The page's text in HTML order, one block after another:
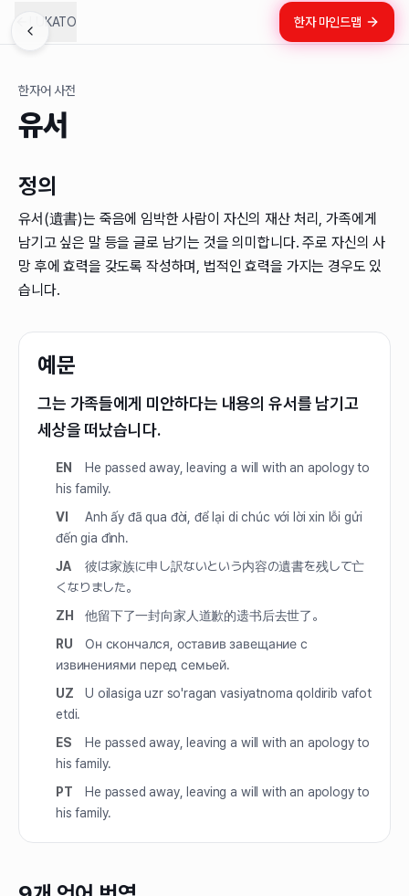
LUKATO 한자 마인드맵
한자어 사전
유서
정의
유서(遺書)는 죽음에 임박한 사람이 자신의 재산 처리, 가족에게
남기고 싶은 말 등을 글로 남기는 것을 의미합니다. 주로 자신의 사
망 후에 효력을 갖도록 작성하며, 법적인 효력을 가지는 경우도 있
습니다.
예문
그는 가족들에게 미안하다는 내용의 유서를 남기고
세상을 떠났습니다.
EN
He passed away, leaving a will with an apology to
his family.
VI
Anh ấy đã qua đời, để lại di chúc với lời xin lỗi gửi
đến gia đình.
JA
彼は家族に申し訳ないという内容の遺書を残して亡
くなりました。
ZH
他留下了一封向家人道歉的遗书后去世了。
RU
Он скончался, оставив завещание с
извинениями перед семьей.
UZ
U oilasiga uzr so'ragan vasiyatnoma qoldirib vafot
etdi.
ES
He passed away, leaving a will with an apology to
his family.
PT
He passed away, leaving a will with an apology to
his family.